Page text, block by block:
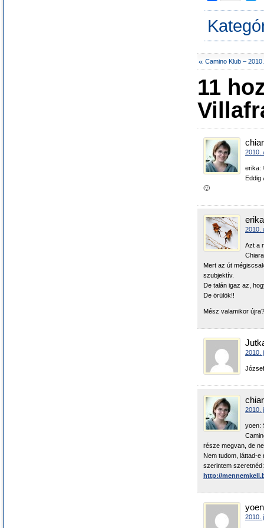
e
o
k
i
t
r
« Camino Klub –
11
2010.
erika:
Eddig
🙂
erika
2010.
Azt a
Mert az út
szubjektív.
De talán igaz az,
De örülök!!
Mész valamikor újra?
2010.
2010.
yoen:
része megvan, de
Nem tudom, láttad-e
szerintem szeretnéd:
http://
yoen
2010.